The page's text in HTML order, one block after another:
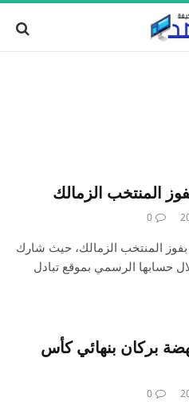
المنتخب الزمالك
0
المنتخب الزمالك، حيث شارك
حسابها الرسمي بموقع تبادل
بركان بنهائي كأس
0